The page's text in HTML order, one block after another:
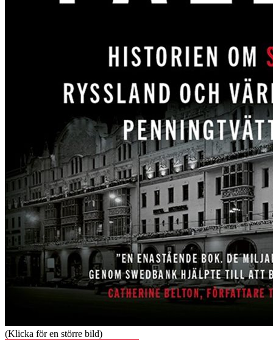
(Klicka för en större bild)